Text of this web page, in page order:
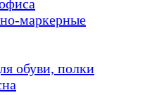
маркерные
обуви, полки